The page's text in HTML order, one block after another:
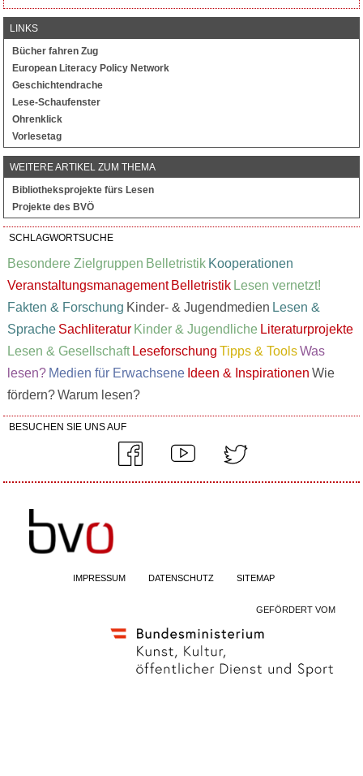
LINKS
Bücher fahren Zug
European Literacy Policy Network
Geschichtendrache
Lese-Schaufenster
Ohrenklick
Vorlesetag
WEITERE ARTIKEL ZUM THEMA
Bibliotheksprojekte fürs Lesen
Projekte des BVÖ
SCHLAGWORTSUCHE
Besondere Zielgruppen Belletristik Kooperationen
Veranstaltungsmanagement Belletristik Lesen vernetzt!
Fakten & Forschung Kinder- & Jugendmedien Lesen &
Sprache Sachliteratur Kinder & Jugendliche Literaturprojekte
Lesen & Gesellschaft Leseforschung Tipps & Tools Was
lesen? Medien für Erwachsene Ideen & Inspirationen Wie
fördern? Warum lesen?
BESUCHEN SIE UNS AUF
IMPRESSUM DATENSCHUTZ SITEMAP
GEFÖRDERT VOM